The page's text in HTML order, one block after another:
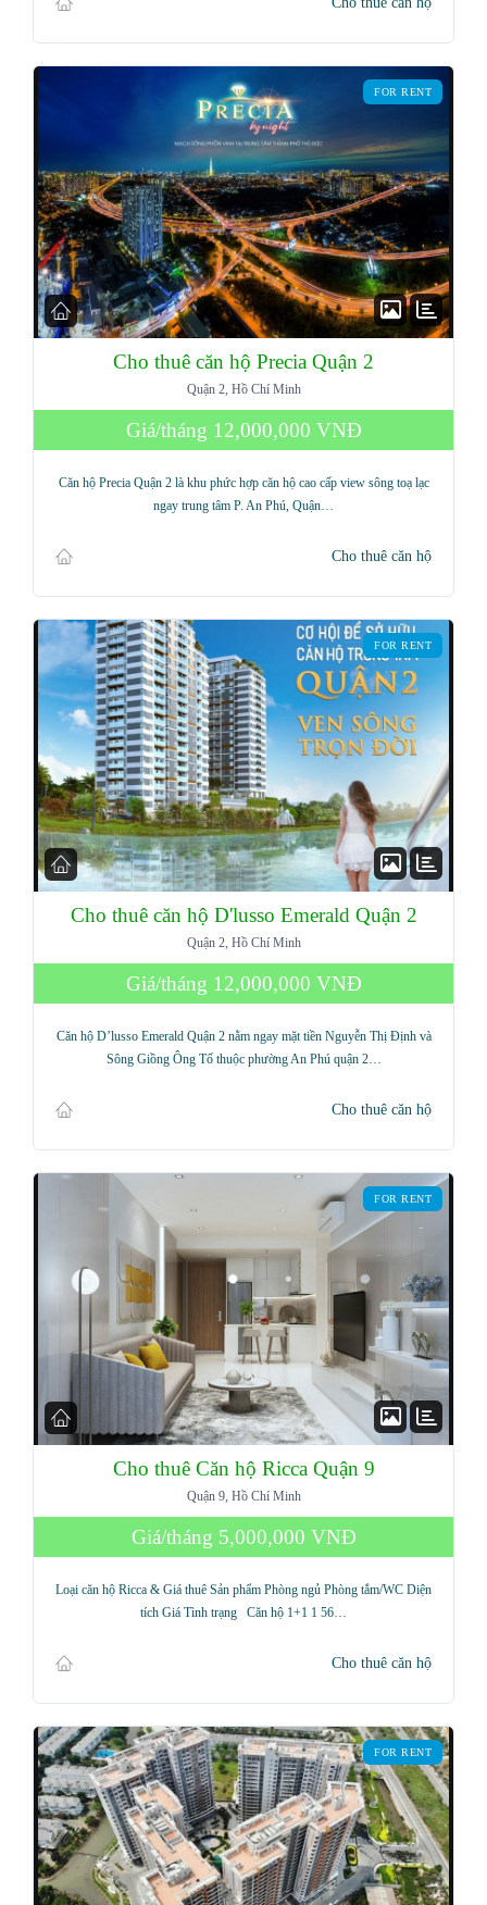
FOR RENT
Cho thuê căn hộ Precia Quận 2
Quận 2, Hồ Chí Minh
Giá/tháng 12,000,000 VNĐ
Căn hộ Precia Quận 2 là khu phức hợp căn hộ cao cấp view sông toạ lạc
ngay trung tâm P. An Phú, Quận…
Cho thuê căn hộ
FOR RENT
Cho thuê căn hộ D'lusso Emerald Quận 2
Quận 2, Hồ Chí Minh
Giá/tháng 12,000,000 VNĐ
Căn hộ D’lusso Emerald Quận 2 nằm ngay mặt tiền Nguyễn Thị Định và
Sông Giồng Ông Tố thuộc phường An Phú quận 2…
Cho thuê căn hộ
FOR RENT
Cho thuê Căn hộ Ricca Quận 9
Quận 9, Hồ Chí Minh
Giá/tháng 5,000,000 VNĐ
Loại căn hộ Ricca & Giá thuê Sản phẩm Phòng ngủ Phòng tắm/WC Diện
tích Giá Tình trạng Căn hộ 1+1 1 56…
Cho thuê căn hộ
FOR RENT
Log in
Don't have an account?Sign Up
Lost your password?